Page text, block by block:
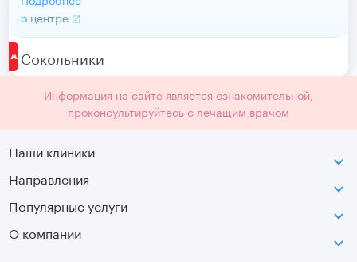
о центре
Сокольники
Информация на сайте является ознакомительной,
проконсультируйтесь с лечащим врачом
Наши клиники
ВДНХ
г. Москва, ул. Стромынка, д. 11
Направления
Неврология
Ортопедия-травматология
Популярные услуги
МРТ
О компании